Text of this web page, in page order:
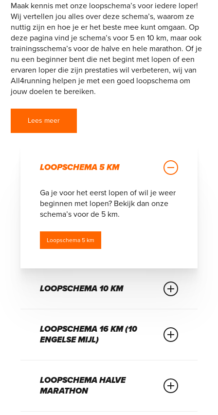
Maak kennis met onze loopschema’s voor iedere loper!
Wij vertellen jou alles over deze schema’s, waarom ze
nuttig zijn en hoe je er het beste mee kunt omgaan. Op
deze pagina vind je schema’s voor 5 en 10 km, maar ook
trainingsschema’s voor de halve en hele marathon. Of je
nu een beginner bent die net begint met lopen of een
ervaren loper die zijn prestaties wil verbeteren, wij van
All4running helpen je met een goed loopschema om
jouw doelen te bereiken.
Lees meer
LOOPSCHEMA 5 KM
Ga je voor het eerst lopen of wil je weer
beginnen met lopen? Bekijk dan onze
schema’s voor de 5 km.
Loopschema 5 km
LOOPSCHEMA 10 KM
Bekijk dan onze loopschema’s die jou
daarbij gaan helpen.
LOOPSCHEMA 16 KM (10
ENGELSE MIJL)
km? Ga je bijvoorbeeld de Dam tot Dam
loop doen? Bekijk dan onze speciale
LOOPSCHEMA HALVE
MARATHON